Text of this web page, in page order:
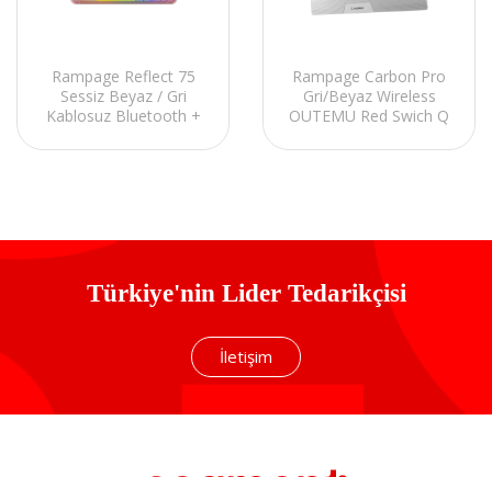
Rampage Reflect 75
Sessiz Beyaz / Gri
Kablosuz Bluetooth +
Membrane Oyuncu
Rampage Carbon Pro
Gri/Beyaz Wireless
OUTEMU Red Swich Q
Bilek Destekli RGB
Türkiye'nin Lider Tedarikçisi
İletişim